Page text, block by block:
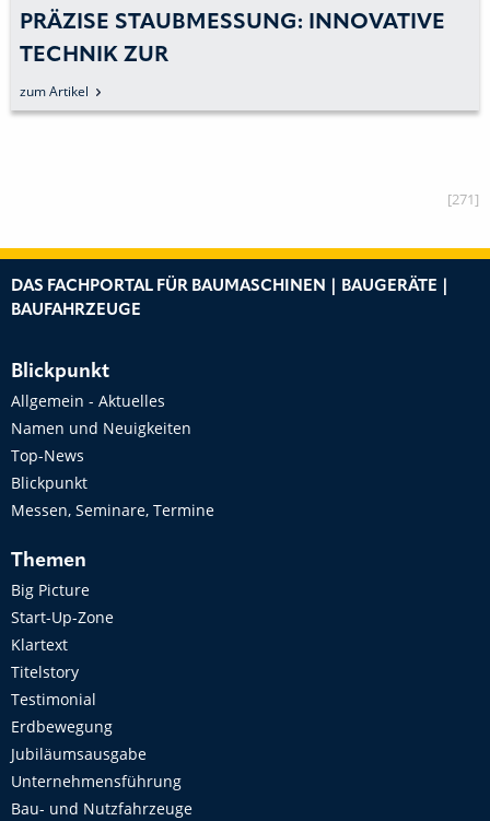
PRÄZISE STAUBMESSUNG: INNOVATIVE
TECHNIK ZUR
SCHADSTOFFMINIMIERUNG
zum Artikel
[271]
DAS FACHPORTAL FÜR BAUMASCHINEN | BAUGERÄTE |
BAUFAHRZEUGE
Blickpunkt
Allgemein - Aktuelles
Namen und Neuigkeiten
Top-News
Blickpunkt
Messen, Seminare, Termine
Themen
Big Picture
Start-Up-Zone
Klartext
Titelstory
Testimonial
Erdbewegung
Jubiläumsausgabe
Unternehmensführung
Bau- und Nutzfahrzeuge